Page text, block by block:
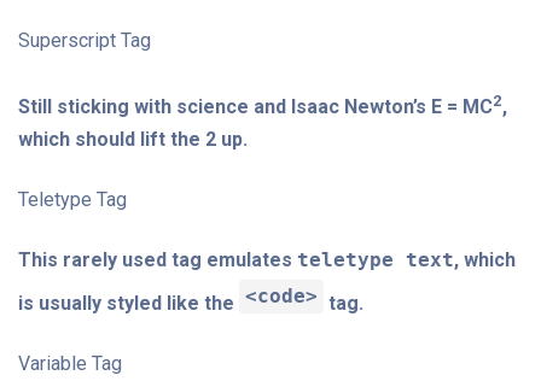
Superscript Tag
Still sticking with science and Isaac Newton’s E = MC2,
which should lift the 2 up.
Teletype Tag
This rarely used tag emulates teletype text, which
is usually styled like the <code> tag.
Variable Tag